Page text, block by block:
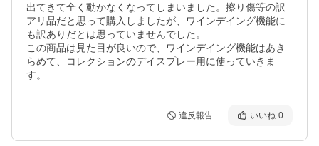
出てきて全く動かなくなってしまいました。擦り傷等の訳
アリ品だと思って購入しましたが、ワインデイング機能に
も訳ありだとは思っていませんでした。
この商品は見た目が良いので、ワインデイング機能はあき
らめて、コレクションのデイスプレー用に使っていきま
す。
違反報告 いいね 0